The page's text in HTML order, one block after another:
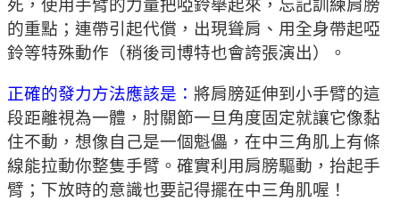
死，使用手臂的力量把啞鈴舉起來，忘記訓練肩膀
的重點；連帶引起代償，出現聳肩、用全身帶起啞
鈴等特殊動作（稍後司博特也會誇張演出）。
正確的發力方法應該是： 將肩膀延伸到小手臂的這
段距離視為一體，肘關節一旦角度固定就讓它像黏
住不動，想像自己是一個魁儡，在中三角肌上有條
線能拉動你整隻手臂。確實利用肩膀驅動，抬起手
臂；下放時的意識也要記得擺在中三角肌喔！